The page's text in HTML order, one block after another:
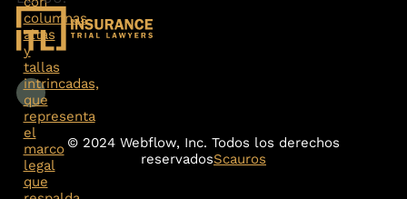
© 2024 Webflow, Inc. Todos los derechos
reservadosScauros